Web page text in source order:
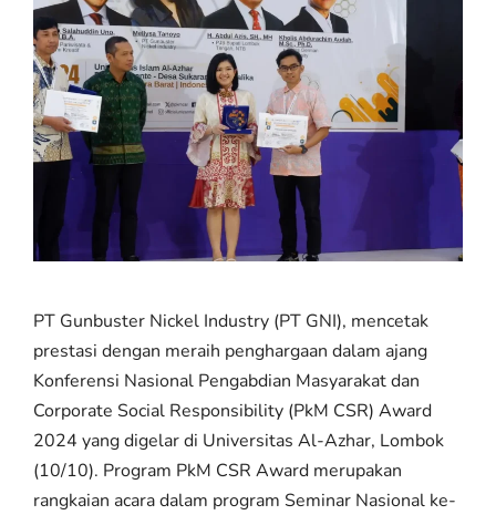
PT Gunbuster Nickel Industry (PT GNI), mencetak
prestasi dengan meraih penghargaan dalam ajang
Konferensi Nasional Pengabdian Masyarakat dan
Corporate Social Responsibility (PkM CSR) Award
2024 yang digelar di Universitas Al-Azhar, Lombok
(10/10). Program PkM CSR Award merupakan
rangkaian acara dalam program Seminar Nasional ke-